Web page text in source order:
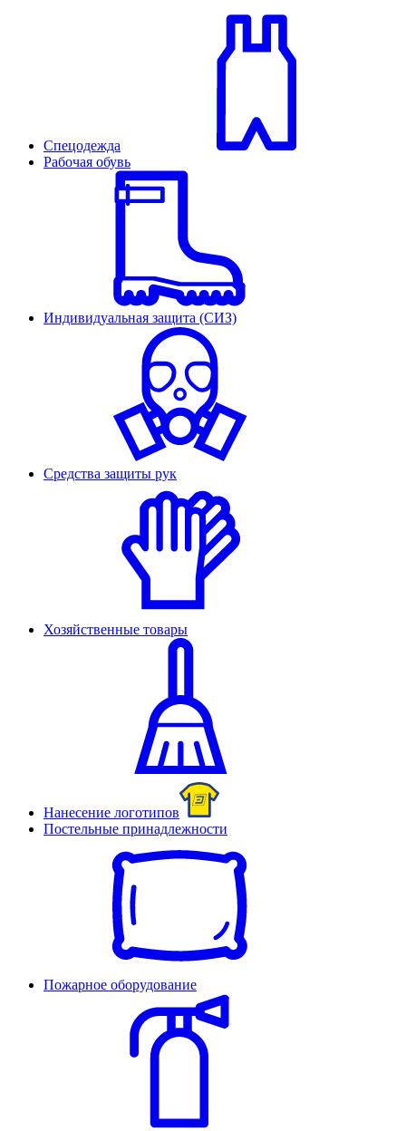
Спецодежда
Рабочая обувь
Индивидуальная защита (СИЗ)
Средства защиты рук
Хозяйственные товары
Нанесение логотипов
Постельные принадлежности
Пожарное оборудование